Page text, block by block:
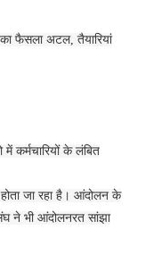
फैसला अटल, तैयारियां
में कर्मचारियों के लंबित
जा रहा है। आंदोलन के
ने भी आंदोलनरत सांझा